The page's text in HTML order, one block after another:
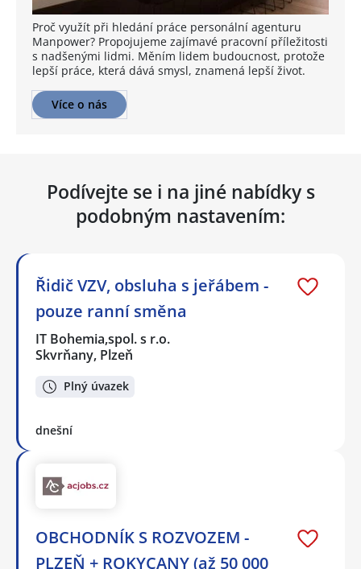
Proč využít při hledání práce personální agenturu
Manpower? Propojujeme zajímavé pracovní příležitosti
s nadšenými lidmi. Měním lidem budoucnost, protože
lepší práce, která dává smysl, znamená lepší život.
Více o nás
Podívejte se i na jiné nabídky s
podobným nastavením:
Řidič VZV, obsluha s jeřábem -
pouze ranní směna
IT Bohemia,spol. s r.o.
Skvrňany, Plzeň
Plný úvazek
dnešní
OBCHODNÍK S ROZVOZEM -
PLZEŇ + ROKYCANY (až 50 000